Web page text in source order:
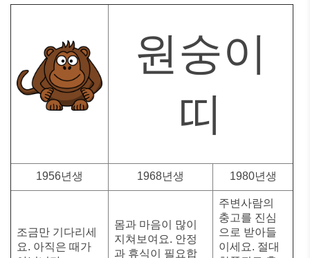
원숭이
띠
1956년생 1968년생 1980년생
조금만 기다리세
요. 아직은 때가
몸과 마음이 많이
지쳐보여요. 안정
과 휴식이 필요합
주변사람의
충고를 진심
으로 받아들
이세요. 절대